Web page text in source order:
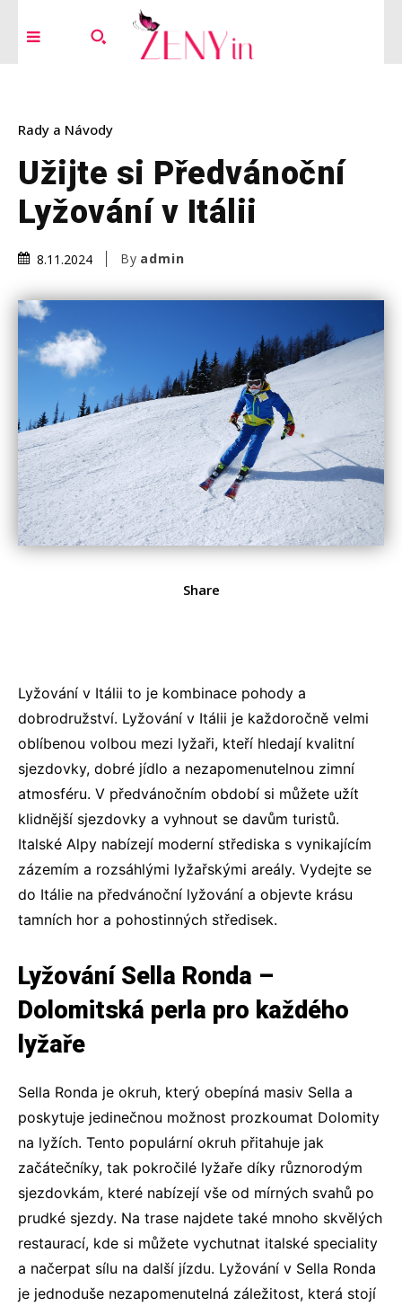
Rady a Návody
Užijte si Předvánoční
Lyžování v Itálii
8.11.2024 By admin
Share
Lyžování v Itálii to je kombinace pohody a
dobrodružství. Lyžování v Itálii je každoročně velmi
oblíbenou volbou mezi lyžaři, kteří hledají kvalitní
sjezdovky, dobré jídlo a nezapomenutelnou zimní
atmosféru. V předvánočním období si můžete užít
klidnější sjezdovky a vyhnout se davům turistů.
Italské Alpy nabízejí moderní střediska s vynikajícím
zázemím a rozsáhlými lyžařskými areály. Vydejte se
do Itálie na předvánoční lyžování a objevte krásu
tamních hor a pohostinných středisek.
Lyžování Sella Ronda –
Dolomitská perla pro každého
lyžaře
Sella Ronda je okruh, který obepíná masiv Sella a
poskytuje jedinečnou možnost prozkoumat Dolomity
na lyžích. Tento populární okruh přitahuje jak
začátečníky, tak pokročilé lyžaře díky různorodým
sjezdovkám, které nabízejí vše od mírných svahů po
prudké sjezdy. Na trase najdete také mnoho skvělých
restaurací, kde si můžete vychutnat italské speciality
a načerpat sílu na další jízdu. Lyžování v Sella Ronda
je jednoduše nezapomenutelná záležitost, která stojí